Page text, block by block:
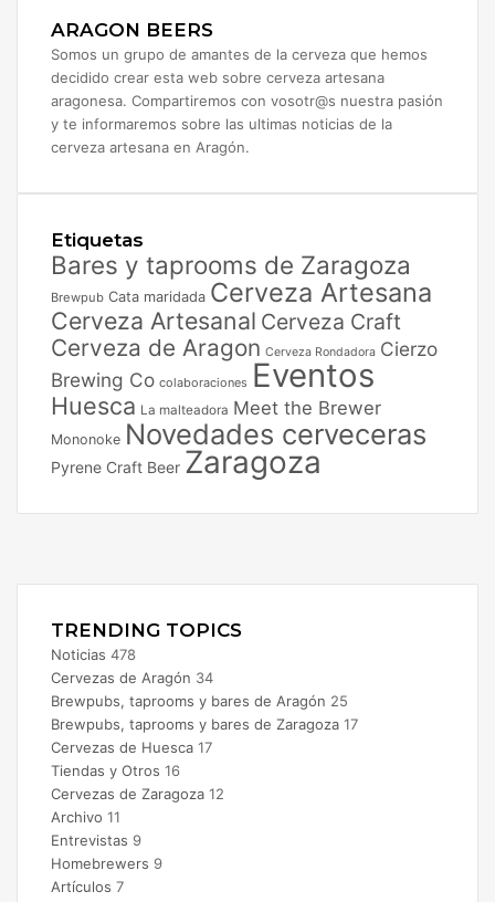
ARAGON BEERS
Somos un grupo de amantes de la cerveza que hemos
decidido crear esta web sobre cerveza artesana
aragonesa. Compartiremos con vosotr@s nuestra pasión
y te informaremos sobre las ultimas noticias de la
cerveza artesana en Aragón.
Etiquetas
Bares y taprooms de Zaragoza
Brewpub Cata maridada Cerveza Artesana
Cerveza Artesanal Cerveza Craft
Cerveza de Aragon Cerveza Rondadora Cierzo
Brewing Co colaboraciones Eventos
Huesca La malteadora Meet the Brewer
Mononoke Novedades cerveceras
Pyrene Craft Beer Zaragoza
TRENDING TOPICS
Noticias 478
Cervezas de Aragón 34
Brewpubs, taprooms y bares de Aragón 25
Brewpubs, taprooms y bares de Zaragoza 17
Cervezas de Huesca 17
Tiendas y Otros 16
Cervezas de Zaragoza 12
Archivo 11
Entrevistas 9
Homebrewers 9
Artículos 7